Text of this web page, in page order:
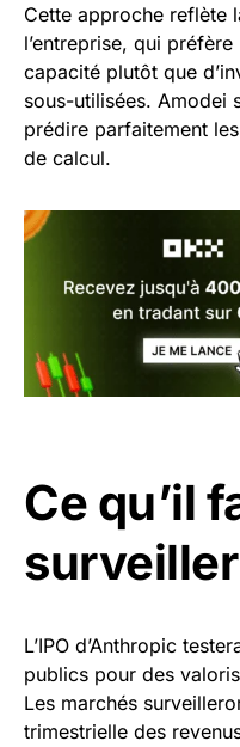
Cette approche reflète
l’entreprise, qui
capacité plutôt que
sous-utilisées. Amodei
prédire parfaitement
de calcul.
Ce qu’il
surveiller
L’IPO d’Anthropic
publics pour des
Les marchés
trimestrielle des